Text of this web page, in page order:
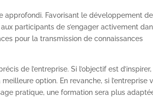
approfondi. Favorisant le développement de
participants de s’engager activement
pour la transmission de connaissances
de l’entreprise. Si l’objectif est
option. En revanche, si l’entreprise
pratique, une formation sera plus